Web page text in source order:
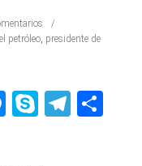
petróleo presidente de
Messenger
Skype